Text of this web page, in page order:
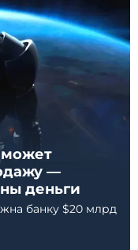
может
—
деньги
банку $20 млрд